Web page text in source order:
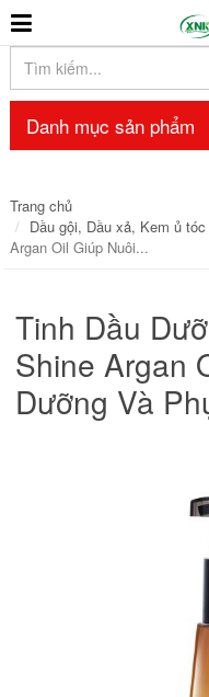
Danh mục sản phẩm
Trang chủ
Dầu gội, Dầu xả, Kem ủ tóc
Argan Oil Giúp Nuôi...
Tinh Dầu
Shine Argan
Dưỡng Và